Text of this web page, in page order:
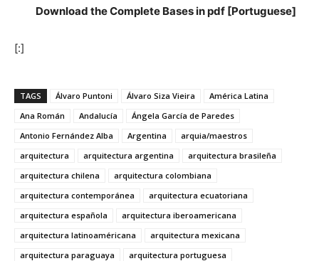
Download the Complete Bases in pdf [Portuguese]
[:]
TAGS Álvaro Puntoni Álvaro Siza Vieira
América Latina
Ana Román
Andalucía
Ángela García de Paredes
Antonio Fernández Alba
Argentina
arquia/maestros
arquitectura
arquitectura argentina
arquitectura brasileña
arquitectura chilena
arquitectura colombiana
arquitectura contemporánea
arquitectura ecuatoriana
arquitectura española
arquitectura iberoamericana
arquitectura latinoaméricana
arquitectura mexicana
arquitectura paraguaya
arquitectura portuguesa